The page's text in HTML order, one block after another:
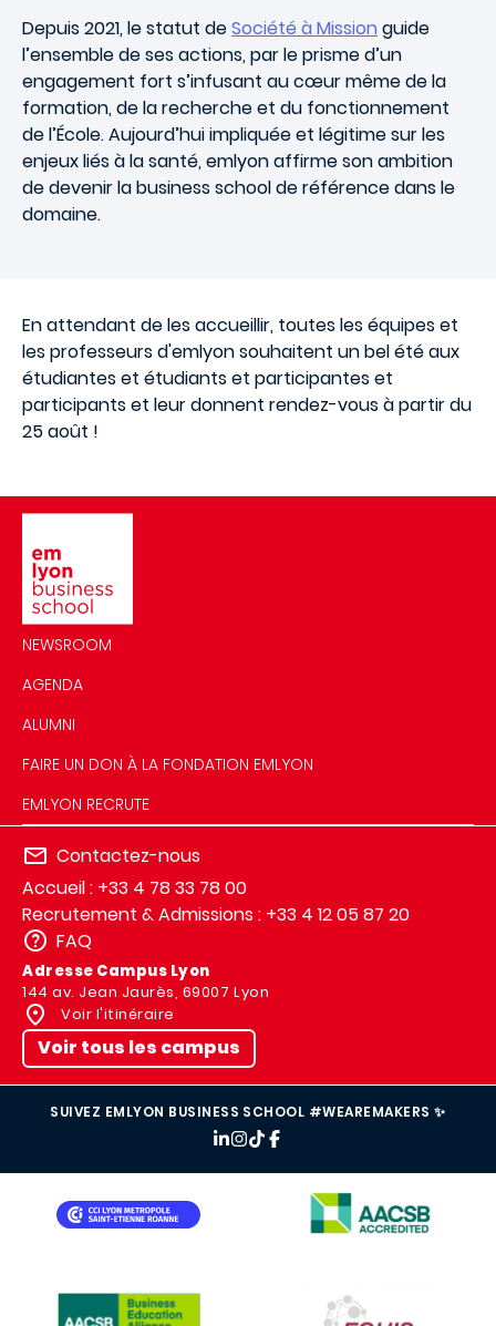
Depuis 2021, le statut deSociété à Mission guide
l’ensemble de ses actions, par le prisme d’un
engagement fort s’infusant au cœur même de la
formation, de la recherche et du fonctionnement
de l’École. Aujourd’hui impliquée et légitime sur les
enjeux liés à la santé, emlyon affirme son ambition
de devenir la business school de référence dans le
domaine.
En attendant de les accueillir, toutes les équipes et
les professeurs d'emlyon souhaitent un bel été aux
étudiantes et étudiants et participantes et
participants et leur donnent rendez-vous à partir du
25 août !
NEWSROOM
AGENDA
ALUMNI
FAIRE UN DON À LA FONDATION EMLYON
EMLYON RECRUTE
Contactez-nous
Accueil : +33 4 78 33 78 00
Recrutement & Admissions : +33 4 12 05 87 20
FAQ
Adresse Campus Lyon
144 av. Jean Jaurès, 69007 Lyon
Voir l'itinéraire
Voir tous les campus
SUIVEZ EMLYON BUSINESS SCHOOL #WEAREMAKERS ✨
IMAGE